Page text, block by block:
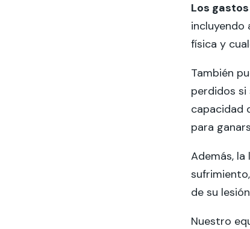
Los
física y
También
perdidos si
capacidad
para
Además,
de su
Nuestro